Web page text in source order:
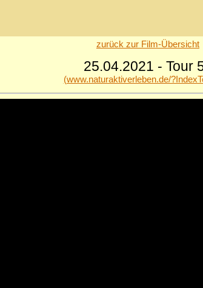
zurück zur Film-Übersicht
25.04.2021 - Tour
(www.naturaktiverleben.de/